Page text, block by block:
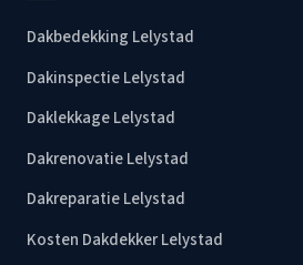
Dakbedekking Lelystad
Dakinspectie Lelystad
Daklekkage Lelystad
Dakrenovatie Lelystad
Dakreparatie Lelystad
Kosten Dakdekker Lelystad